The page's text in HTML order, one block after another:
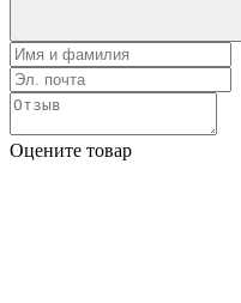
Оцените товар